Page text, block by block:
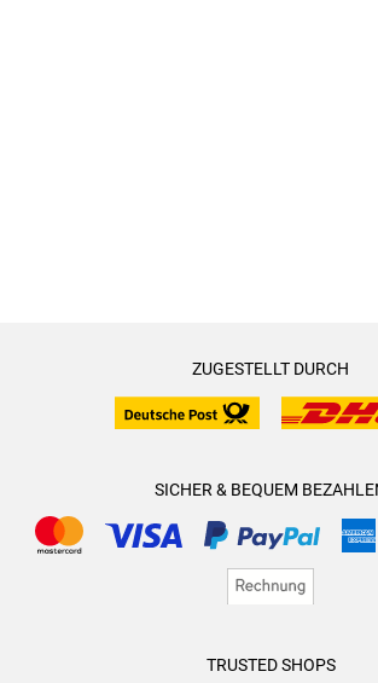
ZUGESTELLT DURCH
SICHER & BEQUEM
TRUSTED SHOPS